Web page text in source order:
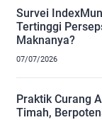
Survei
Tertinggi
Maknanya?
07/07/2026
Praktik Curang
Timah,